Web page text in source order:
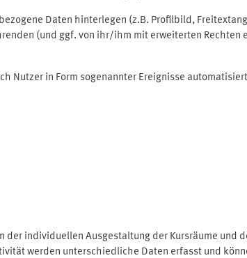
Daten hinterlegen (z.B. Profilbild,
(und ggf. von ihr/ihm mit erweiterten
Nutzer in Form sogenannter Ereignisse
der individuellen Ausgestaltung der Kursräume
werden unterschiedliche Daten erfasst und